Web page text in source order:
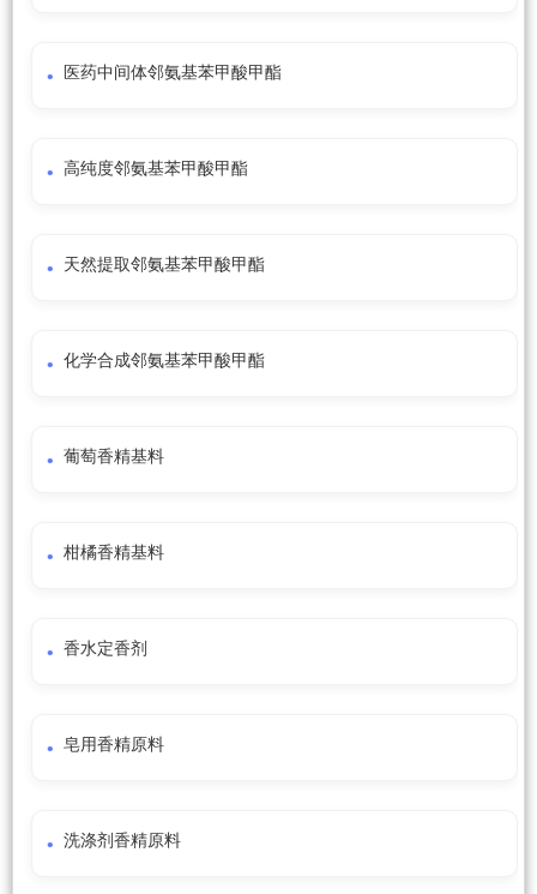
医药中间体邻氨基苯甲酸甲酯
高纯度邻氨基苯甲酸甲酯
天然提取邻氨基苯甲酸甲酯
化学合成邻氨基苯甲酸甲酯
葡萄香精基料
柑橘香精基料
香水定香剂
皂用香精原料
洗涤剂香精原料